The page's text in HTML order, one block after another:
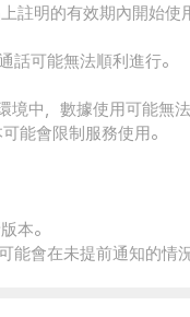
註明的有效期內開始使
話可能無法順利進行。
境中，數據使用可能無法
能會限制服務使用。
本。
能會在未提前通知的情